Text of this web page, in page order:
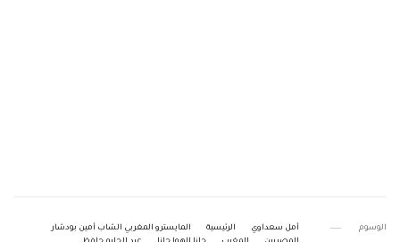
الوسوم أمل سعداوي الرئيسية
المايسترو المغربي الشاب أمين بودشار